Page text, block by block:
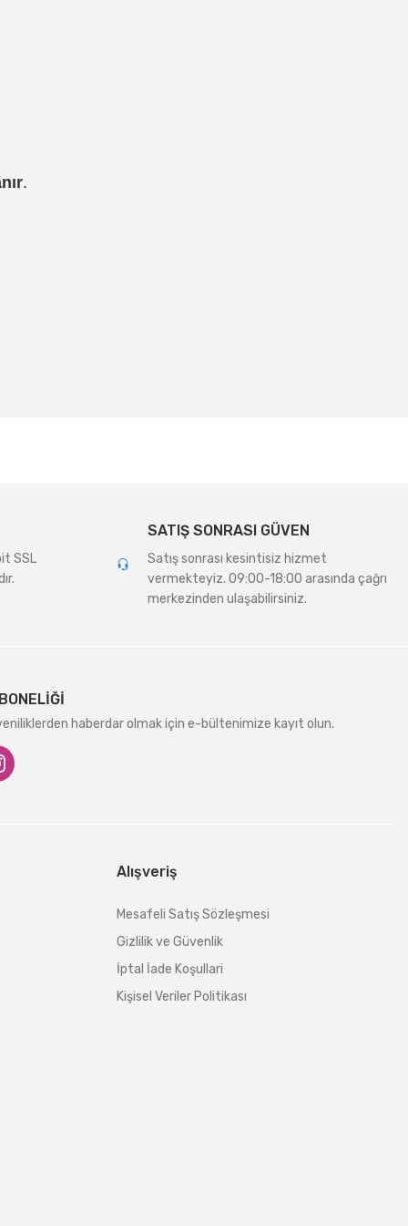
.
SSL
SATIŞ SONRASI GÜVEN
Satış sonrası kesintisiz hizmet
vermekteyiz. 09:00-18:00 arasında çağrı
merkezinden ulaşabilirsiniz.
haberdar olmak için e-bültenimize kayıt olun.
Alışveriş
Mesafeli Satış Sözleşmesi
Gizlilik ve Güvenlik
İptal İade Koşullari
Kişisel Veriler Politikası